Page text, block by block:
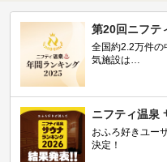
第20回ニフテ
全国約2.2万件の
気施設は…
ニフティ温泉
おふろ好きユー
決定！